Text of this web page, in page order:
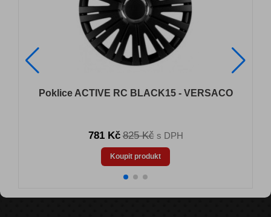
Poklice ACTIVE RC BLACK15 - VERSACO
781 Kč 825 Kčs DPH
Koupit produkt